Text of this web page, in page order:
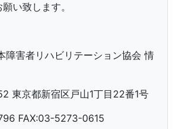
い致します。
障害者リハビリテーション協会 情
東京都新宿区戸山1丁目22番1号
FAX:03-5273-0615